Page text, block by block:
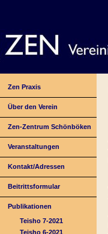
Zen Praxis
Über den Verein
Zen-Zentrum Schönböken
Veranstaltungen
Kontakt/Adressen
Beitrittsformular
Publikationen
Teisho 7-2021
Teisho 6-2021